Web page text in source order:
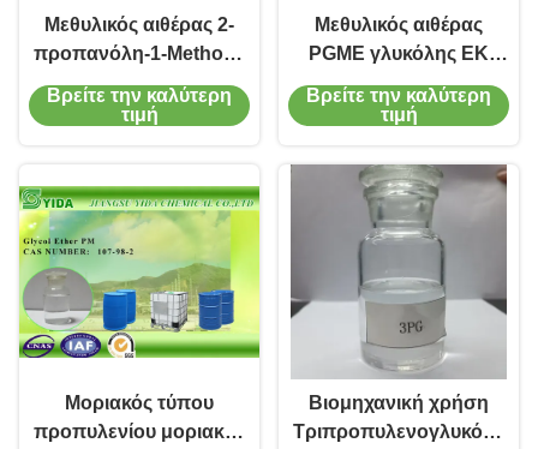
Μεθυλικός αιθέρας 2-
προπανόλη-1-Methoxy
CAS αριθμός 107-98-2
γλυκόλης προπυλενίου
Βρείτε την καλύτερη
τιμή
Μεθυλικός αιθέρας
PGME γλυκόλης ΕΚ
αριθ. 203-539-1
Monopropylene με την
Βρείτε την καλύτερη
τιμή
Μοριακός τύπου
προπυλενίου μοριακός
Βιομηχανική χρήση
Τριπροπυλενογλυκόλη